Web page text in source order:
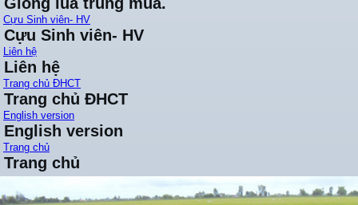
Cựu Sinh viên- HV
Cựu Sinh viên- HV
Liên hệ
Liên hệ
Trang chủ ĐHCT
Trang chủ ĐHCT
English version
English version
Trang chủ
Trang chủ